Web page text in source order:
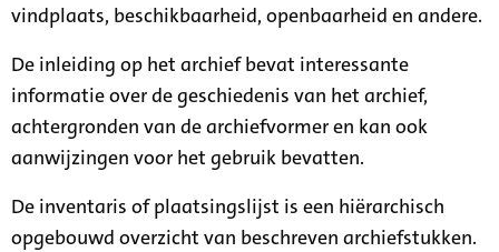
vindplaats, beschikbaarheid, openbaarheid en andere.
De inleiding op het archief bevat interessante
informatie over de geschiedenis van het archief,
achtergronden van de archiefvormer en kan ook
aanwijzingen voor het gebruik bevatten.
De inventaris of plaatsingslijst is een hiërarchisch
opgebouwd overzicht van beschreven archiefstukken.